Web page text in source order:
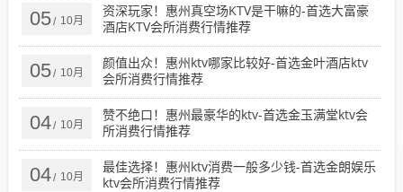
05/ 10月
资深玩家！惠州真空场KTV是干嘛的-首选大富豪
酒店KTV会所消费行情推荐
05/ 10月
颜值出众！惠州ktv哪家比较好-首选金叶酒店ktv
会所消费行情推荐
04/ 10月
赞不绝口！惠州最豪华的ktv-首选金玉满堂ktv会
所消费行情推荐
04/ 10月
最佳选择！惠州ktv消费一般多少钱-首选金朗娱乐
ktv会所消费行情推荐